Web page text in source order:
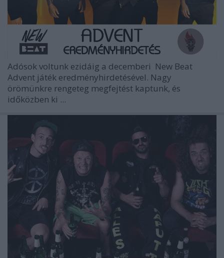
Adósok voltunk ezidáig a decemberi New Beat
Advent játék eredményhirdetésével. Nagy
örömünkre rengeteg megfejtést kaptunk, és
időközben ki ...